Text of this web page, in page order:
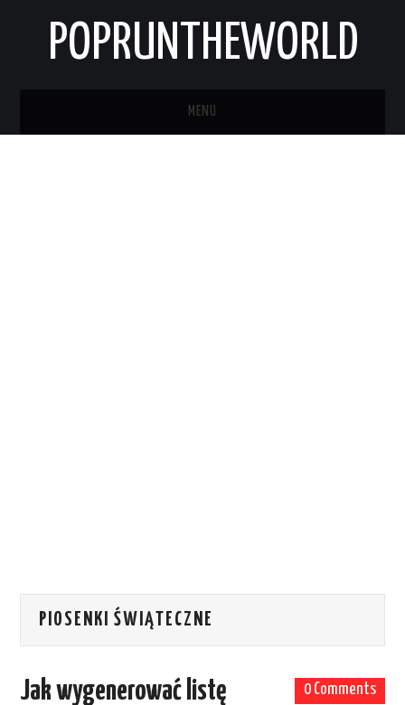
POPRUNTHEWORLD
MENU
PIOSENKI ŚWIĄTECZNE
0 Comments
Jak wygenerować listę